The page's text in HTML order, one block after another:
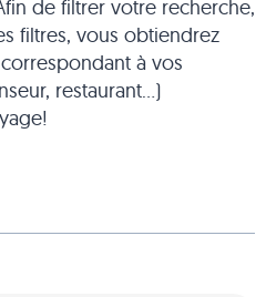
de filtrer votre recherche,
filtres, vous obtiendrez
à vos
restaurant…)